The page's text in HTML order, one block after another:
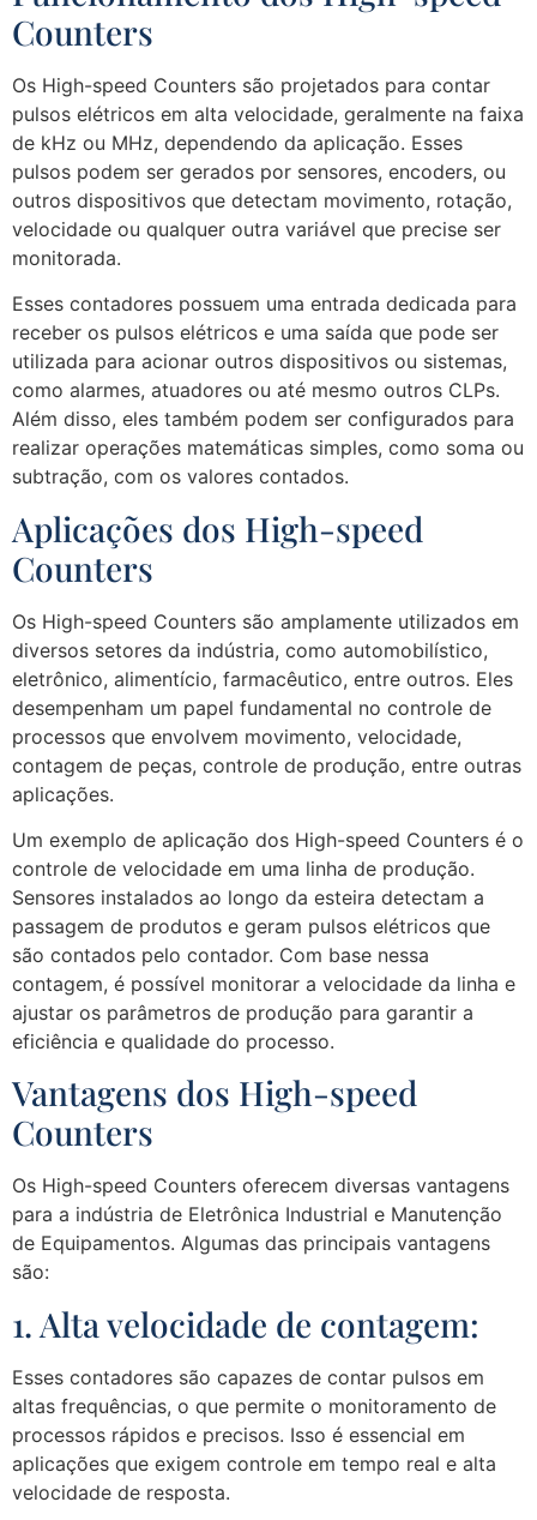
Counters
Os High-speed Counters são projetados para contar
pulsos elétricos em alta velocidade, geralmente na faixa
de kHz ou MHz, dependendo da aplicação. Esses
pulsos podem ser gerados por sensores, encoders, ou
outros dispositivos que detectam movimento, rotação,
velocidade ou qualquer outra variável que precise ser
monitorada.
Esses contadores possuem uma entrada dedicada para
receber os pulsos elétricos e uma saída que pode ser
utilizada para acionar outros dispositivos ou sistemas,
como alarmes, atuadores ou até mesmo outros CLPs.
Além disso, eles também podem ser configurados para
realizar operações matemáticas simples, como soma ou
subtração, com os valores contados.
Aplicações dos High-speed
Counters
Os High-speed Counters são amplamente utilizados em
diversos setores da indústria, como automobilístico,
eletrônico, alimentício, farmacêutico, entre outros. Eles
desempenham um papel fundamental no controle de
processos que envolvem movimento, velocidade,
contagem de peças, controle de produção, entre outras
aplicações.
Um exemplo de aplicação dos High-speed Counters é o
controle de velocidade em uma linha de produção.
Sensores instalados ao longo da esteira detectam a
passagem de produtos e geram pulsos elétricos que
são contados pelo contador. Com base nessa
contagem, é possível monitorar a velocidade da linha e
ajustar os parâmetros de produção para garantir a
eficiência e qualidade do processo.
Vantagens dos High-speed
Counters
Os High-speed Counters oferecem diversas vantagens
para a indústria de Eletrônica Industrial e Manutenção
de Equipamentos. Algumas das principais vantagens
são:
1. Alta velocidade de contagem:
Esses contadores são capazes de contar pulsos em
altas frequências, o que permite o monitoramento de
processos rápidos e precisos. Isso é essencial em
aplicações que exigem controle em tempo real e alta
velocidade de resposta.